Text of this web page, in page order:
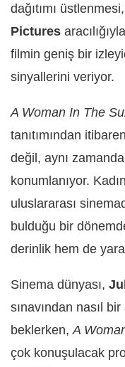
dağıtımı
Pictures
filmin geniş bir
sinyallerini veriyor.
A Woman In The
tanıtımından
değil, aynı
konumlanıyor.
uluslararası
bulduğu bir
derinlik hem de
Sinema dünyası,
sınavından nasıl
beklerken, A
çok konuşulacak